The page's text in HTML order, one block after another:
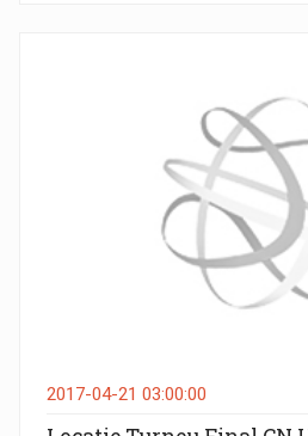
2017-04-21 03:00:00